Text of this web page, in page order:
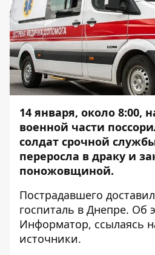
14 января, около 8:00,
военной части
солдат срочной
переросла в драку и
поножовщиной.
Пострадавшего
госпиталь в Днепре. Об
Информатор, ссылаясь
источники.